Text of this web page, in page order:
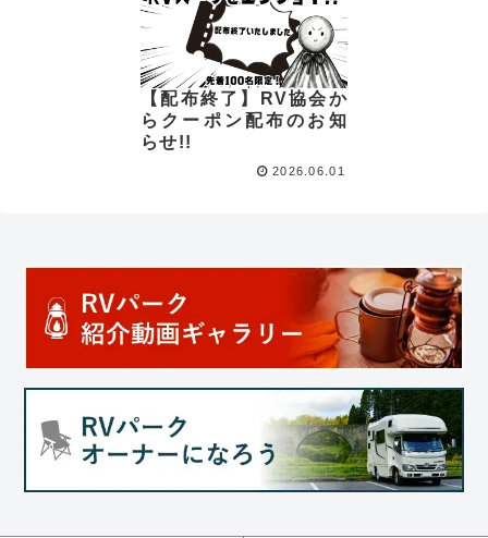
【配布終了】RV協会か
らクーポン配布のお知
らせ!!
2026.06.01